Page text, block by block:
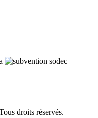
droits réservés.